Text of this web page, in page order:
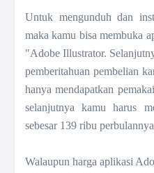
Untuk mengunduh dan
maka kamu bisa membuka
"Adobe Illustrator.
pemberitahuan pembelian
hanya mendapatkan
selanjutnya kamu harus
sebesar 139 ribu
Walaupun harga aplikasi